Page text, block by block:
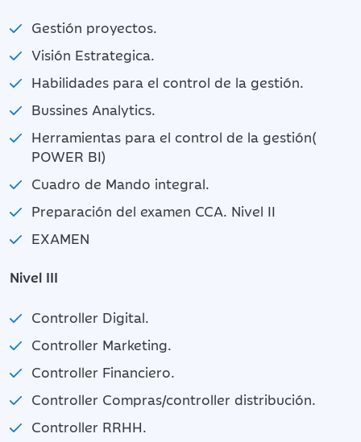
Gestión proyectos.
Visión Estrategica.
Habilidades para el control de la gestión.
Bussines Analytics.
Herramientas para el control de la gestión(
POWER BI)
Cuadro de Mando integral.
Preparación del examen CCA. Nivel II
EXAMEN
Nivel III
Controller Digital.
Controller Marketing.
Controller Financiero.
Controller Compras/controller distribución.
Controller RRHH.